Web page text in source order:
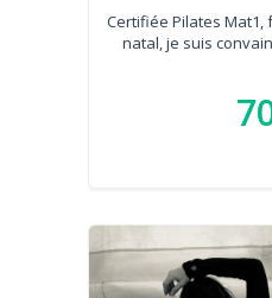
Certifiée Pilates
natal, je suis